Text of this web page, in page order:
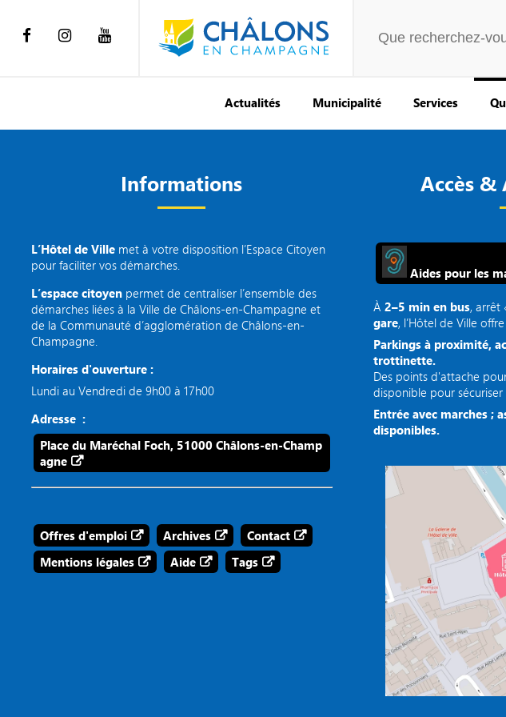
Actualités Municipalité Services
Informations
L’Hôtel de Ville met à votre disposition l’Espace Citoyen
pour faciliter vos démarches.
L’espace citoyen permet de centraliser l’ensemble des
démarches liées à la Ville de Châlons-en-Champagne et
de la Communauté d’agglomération de Châlons-en-
Champagne.
Horaires d'ouverture :
Lundi au Vendredi de 9h00 à 17h00
Adresse :
Place du Maréchal Foch, 51000 Châlons-en-Champ
agne
Offres d'emploi Archives
Contact
Mentions légales
Aide Tags
Accès &
Aides pour les
À2–5 min en bus, arrêt
gare, l’Hôtel de Ville
Parkings à proximité,
trottinette.
Des points d'attache
disponible pour
Entrée avec marches ;
disponibles.